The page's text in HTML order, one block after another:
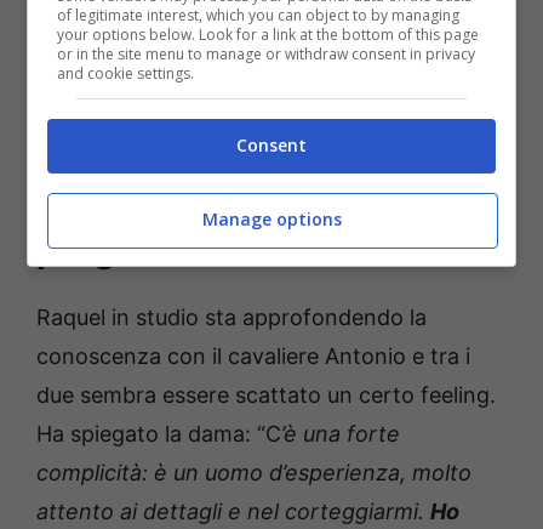
Leggi anche ——>
Eccola oggi completamente diversa
Troverà la dama l’amore nel
programma?
Raquel in studio sta approfondendo la
conoscenza con il cavaliere Antonio e tra i
due sembra essere scattato un certo feeling.
Ha spiegato la dama: “C’è una forte
complicità: è un uomo d’esperienza, molto
attento ai dettagli e nel corteggiarmi. Ho
of legitimate interest, which you can object to by managing
your options below. Look for a link at the bottom of this page
or in the site menu to manage or withdraw consent in privacy
and cookie settings.
Consent
Manage options